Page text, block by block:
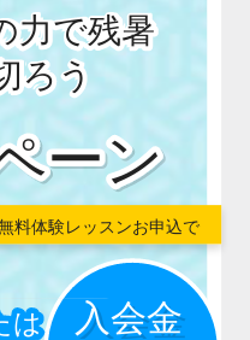
力で残暑
ろう